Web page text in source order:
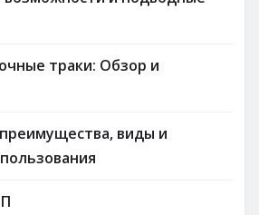
траки: Обзор и
виды и